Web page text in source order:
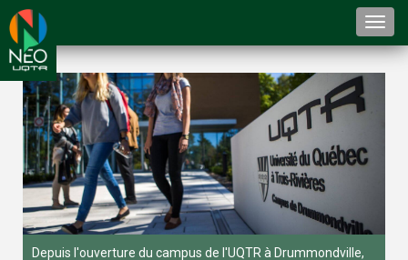
Depuis l'ouverture du campus de l'UQTR à Drummondville,